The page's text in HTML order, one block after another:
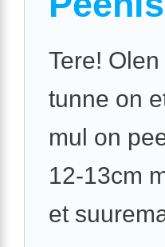
Tere!
tunne on
mul on
12-13cm
et